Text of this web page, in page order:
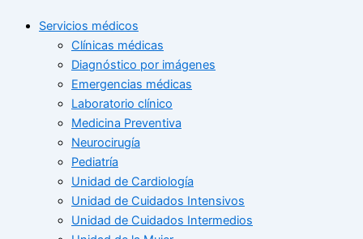
Servicios médicos
Clínicas médicas
Diagnóstico por imágenes
Emergencias médicas
Laboratorio clínico
Medicina Preventiva
Neurocirugía
Pediatría
Unidad de Cardiología
Unidad de Cuidados Intensivos
Unidad de Cuidados Intermedios